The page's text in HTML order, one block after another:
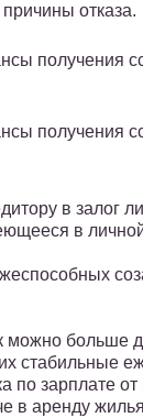
отказа.
получения
получения
в залог
в
можно больше
стабильные
по зарплате от
в аренду